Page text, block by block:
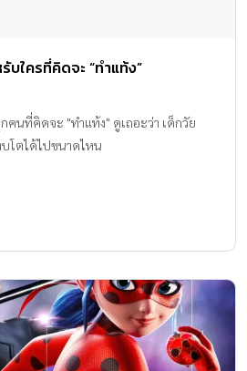
บใครที่คิดจะ “ทำแท้ง”
นที่่คิดจะ "ทำแท้ง" ดูเถอะว่า เด็กวัย
บโตได้ไปขนาดไหน